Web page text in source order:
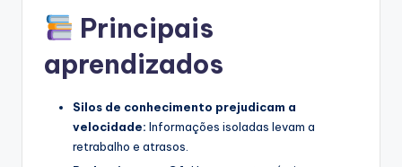
Principais
aprendizados
Silos de conhecimento prejudicam a
velocidade: Informações isoladas levam a
retrabalho e atrasos.